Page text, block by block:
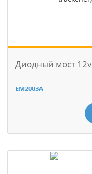
Диодный мост 12v
EM2003A